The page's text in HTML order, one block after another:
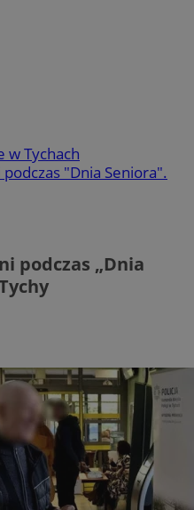
w Tychach
"Dnia Seniora".
podczas „Dnia